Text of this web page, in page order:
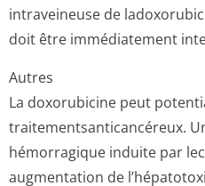
intraveineuse de
doit être immédiatement
Autres
La doxorubicine peut
traitementsan­ticancéreux.
hémorragique induite par
augmentation de